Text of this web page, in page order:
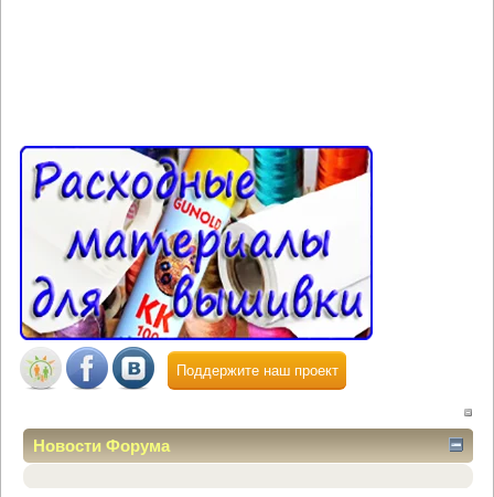
Поддержите наш проект
Новости Форума